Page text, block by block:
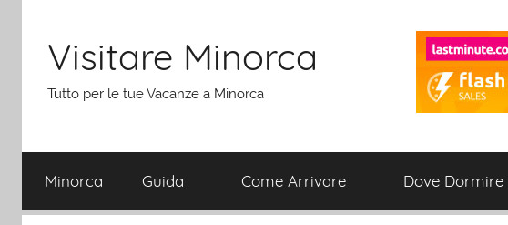
contenuto
Visitare Minorca
Tutto per le tue Vacanze a Minorca
Minorca Guida Come Arrivare Dove Dormire